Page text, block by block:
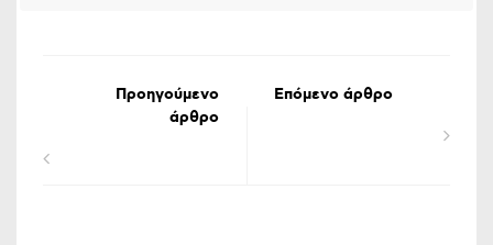
Προηγούμενο
άρθρο
Επόμενο άρθρο